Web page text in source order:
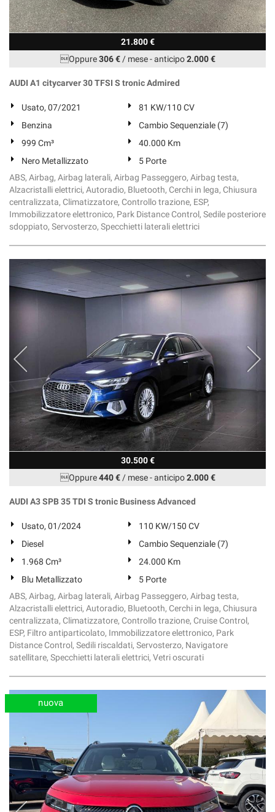
21.800 €
Oppure306 €/ mese-anticipo2.000 €
AUDI A1 citycarver 30 TFSI S tronic Admired
Usato, 07/2021
81 KW/110 CV
Benzina
Cambio Sequenziale (7)
999 Cm³
40.000 Km
Nero Metallizzato
5 Porte
ABS, Airbag, Airbag laterali, Airbag Passeggero, Airbag testa,
Alzacristalli elettrici, Autoradio, Bluetooth, Cerchi in lega, Chiusura
centralizzata, Climatizzatore, Controllo trazione, ESP,
Immobilizzatore elettronico, Park Distance Control, Sedile posteriore
sdoppiato, Servosterzo, Specchietti laterali elettrici
30.500 €
Oppure440 €/ mese-anticipo2.000 €
AUDI A3 SPB 35 TDI S tronic Business Advanced
Usato, 01/2024
110 KW/150 CV
Diesel
Cambio Sequenziale (7)
1.968 Cm³
24.000 Km
Blu Metallizzato
5 Porte
ABS, Airbag, Airbag laterali, Airbag Passeggero, Airbag testa,
Alzacristalli elettrici, Autoradio, Bluetooth, Cerchi in lega, Chiusura
centralizzata, Climatizzatore, Controllo trazione, Cruise Control,
ESP, Filtro antiparticolato, Immobilizzatore elettronico, Park
Distance Control, Sedili riscaldati, Servosterzo, Navigatore
satellitare, Specchietti laterali elettrici, Vetri oscurati
nuova